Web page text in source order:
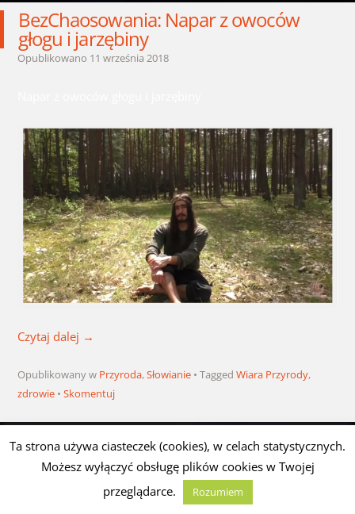
BezChaosowania: Napar z owoców
głogu i jarzębiny
Opublikowano 11 września 2018
Czytaj dalej →
Opublikowany w Przyroda,Słowianie Tagged Wiara Przyrody,
zdrowie
Skomentuj
Ta strona używa ciasteczek (cookies), w celach statystycznych.
Możesz wyłączyć obsługę plików cookies w Twojej
przeglądarce.
Rozumiem